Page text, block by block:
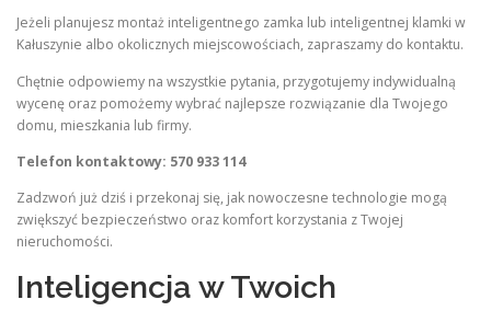
Jeżeli planujesz montaż inteligentnego zamka lub inteligentnej klamki w
Kałuszynie albo okolicznych miejscowościach, zapraszamy do kontaktu.
Chętnie odpowiemy na wszystkie pytania, przygotujemy indywidualną
wycenę oraz pomożemy wybrać najlepsze rozwiązanie dla Twojego
domu, mieszkania lub firmy.
Telefon kontaktowy: 570 933 114
Zadzwoń już dziś i przekonaj się, jak nowoczesne technologie mogą
zwiększyć bezpieczeństwo oraz komfort korzystania z Twojej
nieruchomości.
Inteligencja w Twoich